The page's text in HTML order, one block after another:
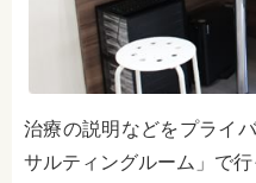
治療の説明などをプライ
サルティングルーム」で行